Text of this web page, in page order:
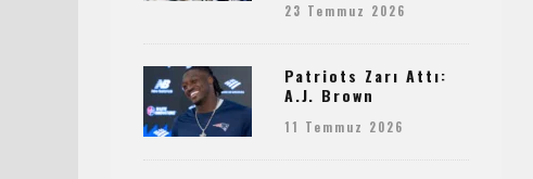
23 Temmuz 2026
Patriots Zarı Attı:
A.J. Brown
11 Temmuz 2026